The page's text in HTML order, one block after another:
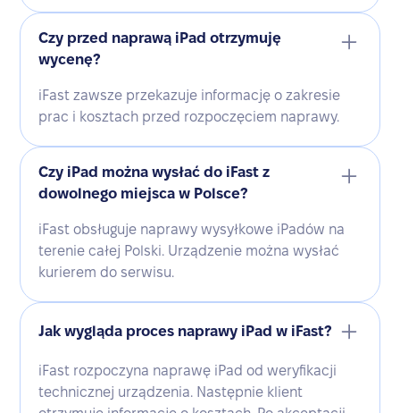
Czy przed naprawą iPad otrzymuję
wycenę?
iFast zawsze przekazuje informację o zakresie
prac i kosztach przed rozpoczęciem naprawy.
Czy iPad można wysłać do iFast z
dowolnego miejsca w Polsce?
iFast obsługuje naprawy wysyłkowe iPadów na
terenie całej Polski. Urządzenie można wysłać
kurierem do serwisu.
Jak wygląda proces naprawy iPad w iFast?
iFast rozpoczyna naprawę iPad od weryfikacji
technicznej urządzenia. Następnie klient